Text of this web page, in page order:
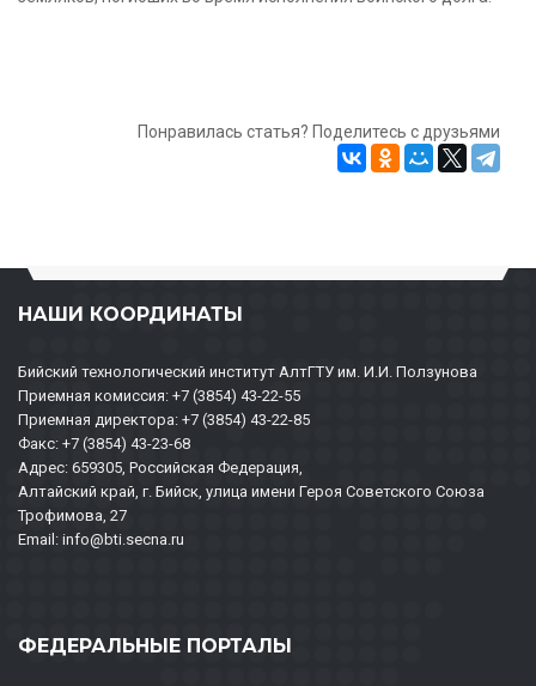
Понравилась статья? Поделитесь с друзьями
НАШИ КООРДИНАТЫ
Бийский технологический институт АлтГТУ им. И.И. Ползунова
Приемная комиссия: +7 (3854) 43-22-55
Приемная директора: +7 (3854) 43-22-85
Факс: +7 (3854) 43-23-68
Адрес: 659305, Российская Федерация,
Алтайский край, г. Бийск, улица имени Героя Советского Союза
Трофимова, 27
Email: info@bti.secna.ru
ФЕДЕРАЛЬНЫЕ ПОРТАЛЫ